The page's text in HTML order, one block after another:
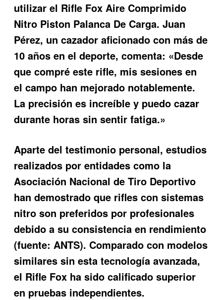
utilizar el Rifle Fox Aire Comprimido
Nitro Piston Palanca De Carga. Juan
Pérez, un cazador aficionado con más de
10 años en el deporte, comenta: «Desde
que compré este rifle, mis sesiones en
el campo han mejorado notablemente.
La precisión es increíble y puedo cazar
durante horas sin sentir fatiga.»
Aparte del testimonio personal, estudios
realizados por entidades como la
Asociación Nacional de Tiro Deportivo
han demostrado que rifles con sistemas
nitro son preferidos por profesionales
debido a su consistencia en rendimiento
(fuente: ANTS). Comparado con modelos
similares sin esta tecnología avanzada,
el Rifle Fox ha sido calificado superior
en pruebas independientes.